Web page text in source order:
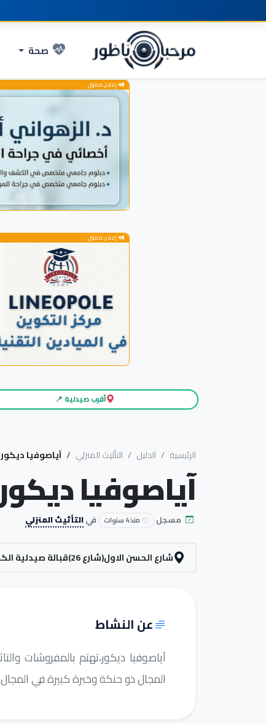
صحة
إعلان ممول
إعلان ممول
أقرب صيدلية 📍
الرئيسية الدليل التأثيث المنزلي آياصوفيا ديكور
آياصوفيا
مسجل منذ 4 سنوات فيالتأثيث المنزلي
شارع الحسن الاول(شارع 26)قبالة صيدلية الكندي.
عن النشاط
آياصوفيا ديكور،تهتم بالمفروشات
المجال ذو حنكة وخبرة كبيرة في